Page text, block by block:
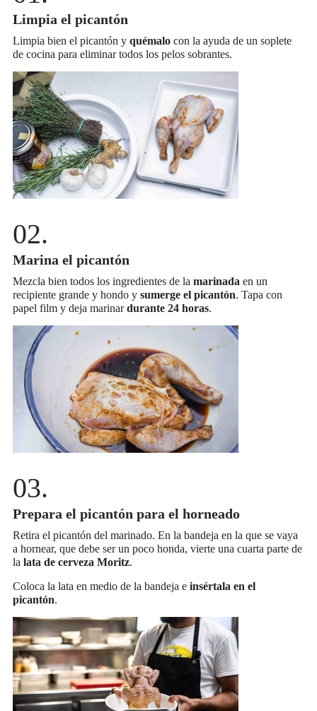
Limpia el picantón
Limpia bien el picantón y quémalo con la ayuda de un soplete
de cocina para eliminar todos los pelos sobrantes.
Marina el picantón
Mezcla bien todos los ingredientes de la marinada en un
recipiente grande y hondo y sumerge el picantón. Tapa con
papel film y deja marinardurante 24 horas.
Prepara el picantón para el horneado
Retira el picantón del marinado. En la bandeja en la que se vaya
a hornear, que debe ser un poco honda, vierte una cuarta parte de
la lata de cerveza Moritz.
Coloca la lata en medio de la bandeja e insértala en el
picantón.